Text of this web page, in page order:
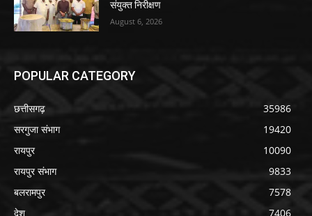
संयुक्त निरीक्षण
August 6, 2026
POPULAR CATEGORY
छत्तीसगढ़
35986
सरगुजा संभाग
19420
रायपुर
10090
रायपुर संभाग
9833
बलरामपुर
7578
देश
7406